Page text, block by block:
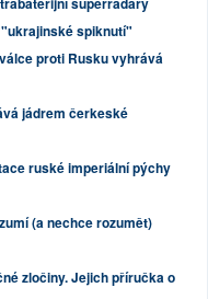
spiknutí"
proti Rusku vyhrává
jádrem čerkeské
ruské imperiální pýchy
(a nechce rozumět)
zločiny. Jejich příručka o